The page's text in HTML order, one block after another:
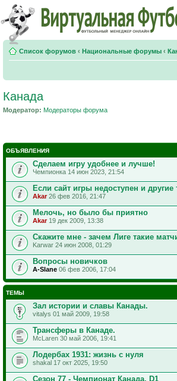
Список форумов ‹ Национальные форумы ‹
Канада
Модератор: Модераторы форума
ОБЪЯВЛЕНИЯ
Сделаем игру удобнее и лучше!
Чемпионка 14 июн 2023, 21:54
Если сайт игры недоступен и
Akar26 фев 2016, 21:47
Мелочь, но было бы приятно
Akar19 дек 2009, 13:38
Скажите мне - зачем Лиге такие
Karwar 24 июн 2008, 01:29
Вопросы новичков
A-Slane 06 фев 2006, 17:04
ТЕМЫ
Зал истории и славы Канады.
vitalys 01 май 2009, 19:58
Трансферы в Канаде.
McLaren 30 май 2006, 19:41
Лодербах 1931: жизнь с нуля
shakal 17 окт 2025, 19:50
Сезон 77 - Чемпионат Канада, D1